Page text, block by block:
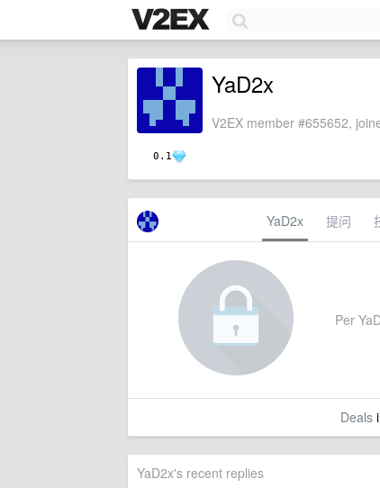
0.1
YaD2x
V2EX member #655652,
YaD2x 提问
Per
Deals
YaD2x's recent replies